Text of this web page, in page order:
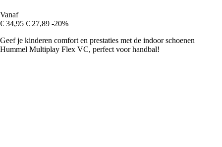
Vanaf
€ 34,95 € 27,89 -20%
Geef je kinderen comfort en prestaties met de indoor schoenen
Hummel Multiplay Flex VC, perfect voor handbal!